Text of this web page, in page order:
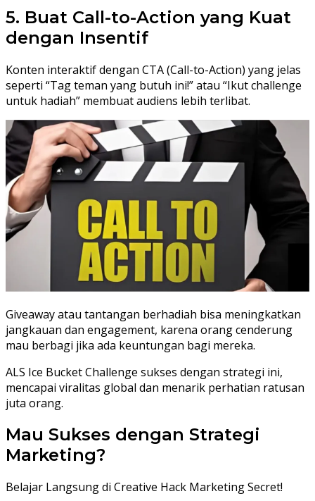
5. Buat Call-to-Action yang Kuat
dengan Insentif
Konten interaktif dengan CTA (Call-to-Action) yang jelas
seperti “Tag teman yang butuh ini!” atau “Ikut challenge
untuk hadiah” membuat audiens lebih terlibat.
Giveaway atau tantangan berhadiah bisa meningkatkan
jangkauan dan engagement, karena orang cenderung
mau berbagi jika ada keuntungan bagi mereka.
ALS Ice Bucket Challenge sukses dengan strategi ini,
mencapai viralitas global dan menarik perhatian ratusan
juta orang.
Mau Sukses dengan Strategi
Marketing?
Belajar Langsung di Creative Hack Marketing Secret!